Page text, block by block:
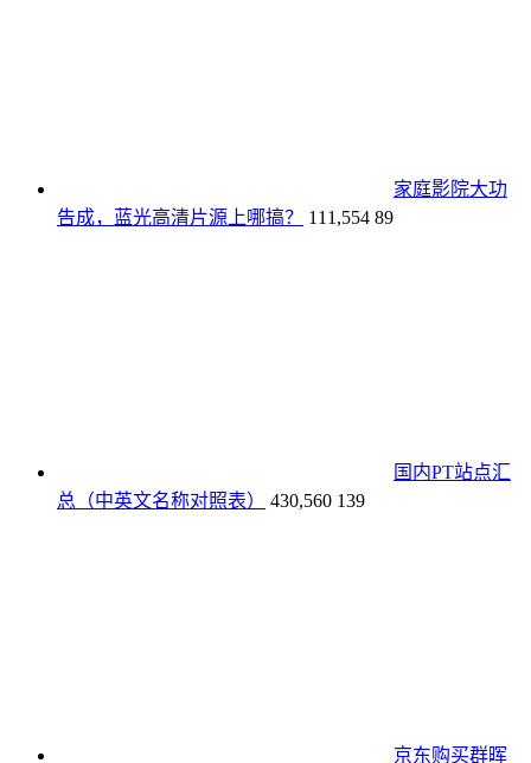
家庭影院大功
告成，蓝光高清片源上哪搞？
111,554 89
国内PT站点汇
总（中英文名称对照表）
430,560 139
京东购买群晖